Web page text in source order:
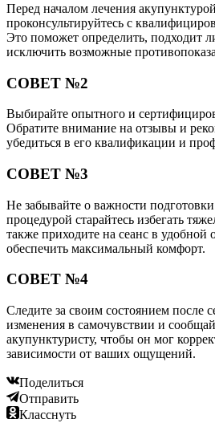
Перед началом лечения
проконсультируйтесь с
Это поможет определить, подходит
исключить возможные
СОВЕТ №2
Выбирайте опытного и
Обратите внимание на отзывы и
убедиться в его квалификации и
СОВЕТ №3
Не забывайте о важности
процедурой старайтесь избегать
также приходите на сеанс в удобной
обеспечить максимальный комфорт.
СОВЕТ №4
Следите за своим состоянием после
изменения в самочувствии и
акупунктуристу, чтобы он мог
зависимости от ваших ощущений.
Поделиться
Отправить
Класснуть